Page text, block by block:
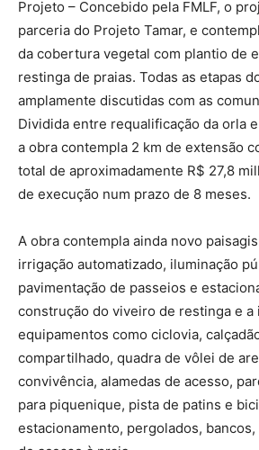
Projeto – Concebido pela FMLF, o
parceria do Projeto Tamar, e
da cobertura vegetal com plantio de
restinga de praias. Todas as etapas
amplamente discutidas com as
Dividida entre requalificação da orla
a obra contempla 2 km de extensão
total de aproximadamente R$ 27,8
de execução num prazo de 8 meses.
A obra contempla ainda novo
irrigação automatizado, iluminação
pavimentação de passeios e
construção do viveiro de restinga e a
equipamentos como ciclovia,
compartilhado, quadra de vôlei de
convivência, alamedas de acesso,
para piquenique, pista de patins e
estacionamento, pergolados,